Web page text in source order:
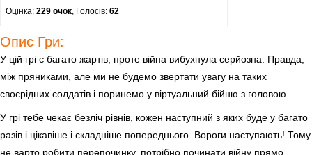
Оцінка: 229 очок, Голосів: 62
Опис Гри:
У цій грі є багато жартів, проте війна вибухнула серйозна. Правда,
між пряниками, але ми не будемо звертати увагу на таких
своєрідних солдатів і поринемо у віртуальний бійню з головою.
У грі тебе чекає безліч рівнів, кожен наступний з яких буде у багато
разів і цікавіше і складніше попереднього. Вороги наступають! Тому
не варто робити перепочинку, потрібно починати війну прямо